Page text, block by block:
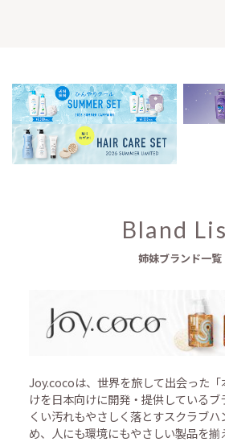
Bland
姉妹ブランド一覧
Joy.cocoは、世界を旅して出会った
けを日本向けに開発・提供しているブ
くい汚れもやさしく落とすスクラブハ
め、人にも環境にもやさしい製品を揃